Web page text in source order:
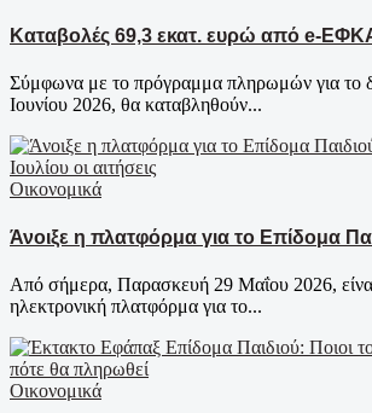
Καταβολές 69,3 εκατ. ευρώ από e-
Σύμφωνα με το πρόγραμμα πληρωμών για το
Ιουνίου 2026, θα καταβληθούν...
Οικονομικά
Άνοιξε η πλατφόρμα για το Επίδομα
Από σήμερα, Παρασκευή 29 Μαΐου 2026,
ηλεκτρονική πλατφόρμα για το...
Οικονομικά